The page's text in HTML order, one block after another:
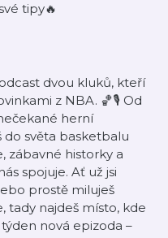
tipy🔥
dvou kluků, kteří
z NBA. 🏀🎙️ Od
herní
do světa basketbalu
zábavné historky a
spojuje. Ať už jsi
prostě miluješ
tady najdeš místo, kde
nová epizoda –